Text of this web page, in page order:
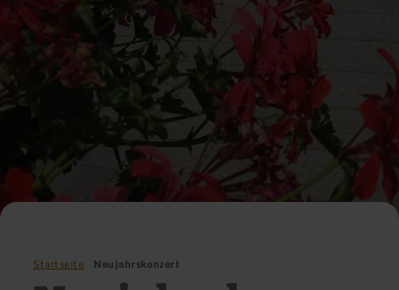
Startseite Neujahrskonzert